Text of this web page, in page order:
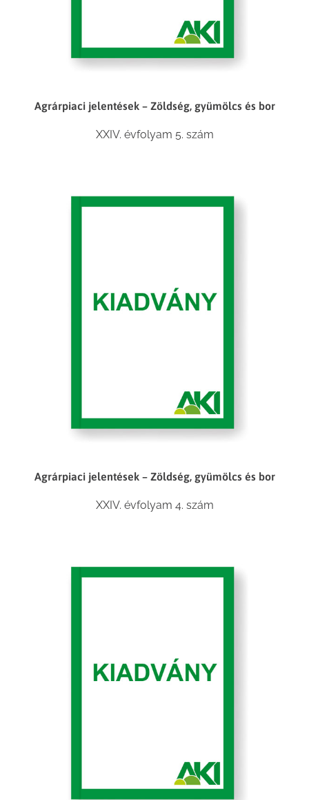
Agrárpiaci jelentések – Zöldség, gyümölcs és bor
XXIV. évfolyam 5. szám
Agrárpiaci jelentések – Zöldség, gyümölcs és bor
XXIV. évfolyam 4. szám